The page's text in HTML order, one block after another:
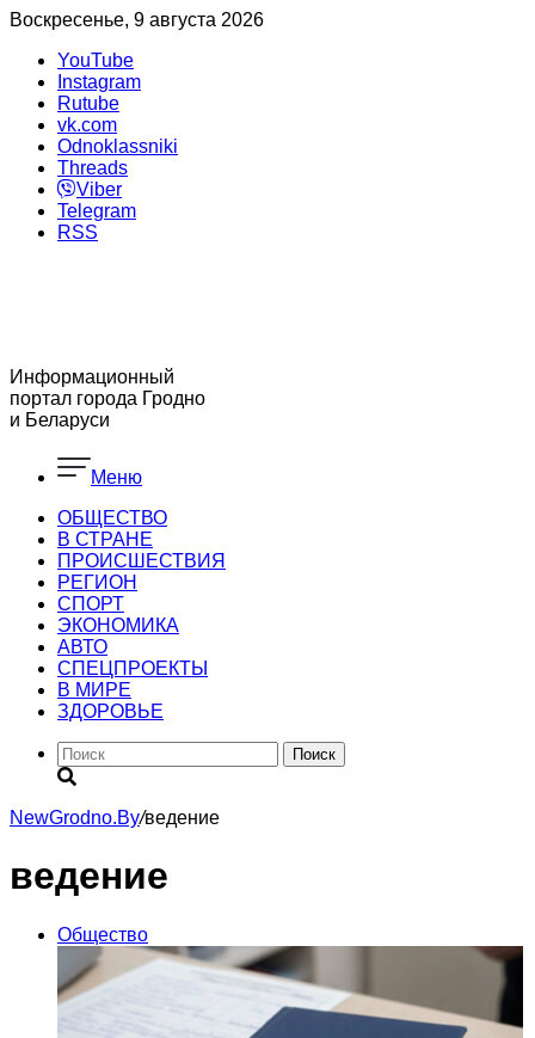
Воскресенье, 9 августа 2026
YouTube
Instagram
Rutube
vk.com
Odnoklassniki
Threads
Viber
Telegram
RSS
Информационный
портал города Гродно
и Беларуси
Меню
ОБЩЕСТВО
В СТРАНЕ
ПРОИСШЕСТВИЯ
РЕГИОН
CПОРТ
ЭКОНОМИКА
АВТО
СПЕЦПРОЕКТЫ
В МИРЕ
ЗДОРОВЬЕ
Поиск
NewGrodno.By/ведение
ведение
Общество